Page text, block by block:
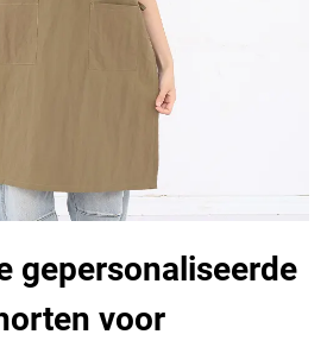
gepersonaliseerde
voor